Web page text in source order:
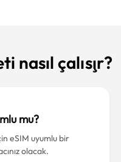
nasıl çalışır?
mu?
eSIM uyumlu bir
olacak.